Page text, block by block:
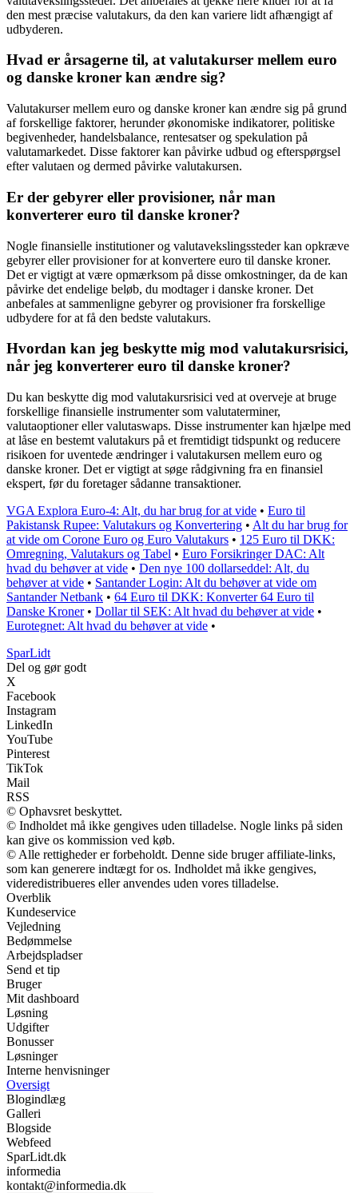
den mest præcise valutakurs, da den kan variere lidt afhængigt af
udbyderen.
Hvad er årsagerne til, at valutakurser mellem euro
og danske kroner kan ændre sig?
Valutakurser mellem euro og danske kroner kan ændre sig på grund
af forskellige faktorer, herunder økonomiske indikatorer, politiske
begivenheder, handelsbalance, rentesatser og spekulation på
valutamarkedet. Disse faktorer kan påvirke udbud og efterspørgsel
efter valutaen og dermed påvirke valutakursen.
Er der gebyrer eller provisioner, når man
konverterer euro til danske kroner?
Nogle finansielle institutioner og valutavekslingssteder kan opkræve
gebyrer eller provisioner for at konvertere euro til danske kroner.
Det er vigtigt at være opmærksom på disse omkostninger, da de kan
påvirke det endelige beløb, du modtager i danske kroner. Det
anbefales at sammenligne gebyrer og provisioner fra forskellige
udbydere for at få den bedste valutakurs.
Hvordan kan jeg beskytte mig mod valutakursrisici,
når jeg konverterer euro til danske kroner?
Du kan beskytte dig mod valutakursrisici ved at overveje at bruge
forskellige finansielle instrumenter som valutaterminer,
valutaoptioner eller valutaswaps. Disse instrumenter kan hjælpe med
at låse en bestemt valutakurs på et fremtidigt tidspunkt og reducere
risikoen for uventede ændringer i valutakursen mellem euro og
danske kroner. Det er vigtigt at søge rådgivning fra en finansiel
ekspert, før du foretager sådanne transaktioner.
VGA Explora Euro-4: Alt, du har brug for at vide • Euro til
Pakistansk Rupee: Valutakurs og Konvertering • Alt du har brug for
at vide om Corone Euro og Euro Valutakurs • 125 Euro til DKK:
Omregning, Valutakurs og Tabel • Euro Forsikringer DAC: Alt
hvad du behøver at vide • Den nye 100 dollarseddel: Alt, du
behøver at vide • Santander Login: Alt du behøver at vide om
Santander Netbank • 64 Euro til DKK: Konverter 64 Euro til
Danske Kroner• Dollar til SEK: Alt hvad du behøver at vide •
Eurotegnet: Alt hvad du behøver at vide •
SparLidt
Del og gør godt
X
Facebook
Instagram
LinkedIn
YouTube
Pinterest
TikTok
Mail
RSS
© Ophavsret beskyttet.
© Indholdet må ikke gengives uden tilladelse. Nogle links på siden
kan give os kommission ved køb.
© Alle rettigheder er forbeholdt. Denne side bruger affiliate-links,
som kan generere indtægt for os. Indholdet må ikke gengives,
videredistribueres eller anvendes uden vores tilladelse.
Overblik
Kundeservice
Vejledning
Bedømmelse
Arbejdspladser
Send et tip
Bruger
Mit dashboard
Løsning
Udgifter
Bonusser
Løsninger
Interne henvisninger
Oversigt
Blogindlæg
Galleri
Blogside
Webfeed
SparLidt.dk
informedia
kontakt@informedia.dk